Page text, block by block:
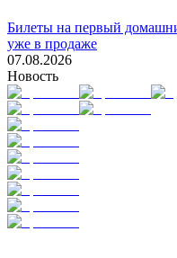
Билеты на первый
уже в продаже
07.08.2026
Новость